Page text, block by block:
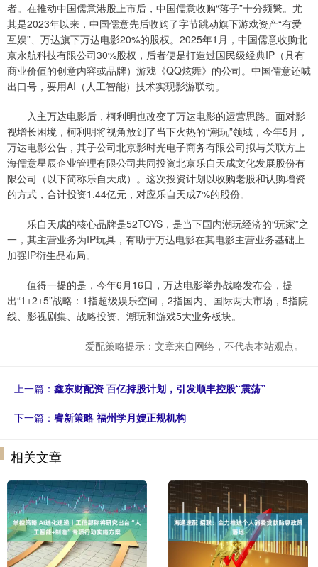
者。在推动中国儒意港股上市后，中国儒意收购“落子”十分频繁。尤
其是2023年以来，中国儒意先后收购了字节跳动旗下游戏资产“有爱
互娱”、万达旗下万达电影20%的股权。2025年1月，中国儒意收购北
京永航科技有限公司30%股权，后者便是打造过国民级经典IP（具有
商业价值的创意内容或品牌）游戏《QQ炫舞》的公司。中国儒意还喊
出口号，要用AI（人工智能）技术实现影游联动。
入主万达电影后，柯利明也改变了万达电影的运营思路。面对影
视增长困境，柯利明将视角放到了当下火热的“潮玩”领域，今年5月，
万达电影公告，其子公司北京影时光电子商务有限公司拟与关联方上
海儒意星辰企业管理有限公司共同投资北京乐自天成文化发展股份有
限公司（以下简称乐自天成）。这次投资计划以收购老股和认购增资
的方式，合计投资1.44亿元，对应乐自天成7%的股份。
乐自天成的核心品牌是52TOYS，是当下国内潮玩经济的“玩家”之
一，其主营业务为IP玩具，有助于万达电影在其电影主营业务基础上
加强IP衍生品布局。
值得一提的是，今年6月16日，万达电影举办战略发布会，提
出“1+2+5”战略：1指超级娱乐空间，2指国内、国际两大市场，5指院
线、影视剧集、战略投资、潮玩和游戏5大业务板块。
爱配策略提示：文章来自网络，不代表本站观点。
上一篇： 鑫东财配资 百亿持股计划，引发顺丰控股“震荡”
下一篇： 睿新策略 福州学月嫂正规机构
相关文章